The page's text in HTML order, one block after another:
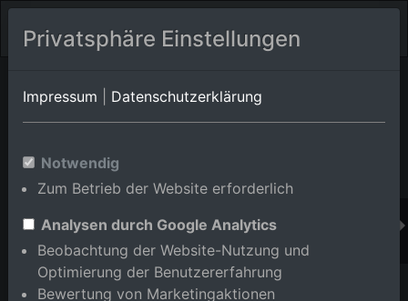
Orts-Album von Karlsruhe/Innenstadt-Ost
Württemberg,Deutschland
Im Shop bestellen
Privatsphäre Einstellungen
Impressum Datenschutzerklärung
Notwendig
Zum Betrieb der Website erforderlich
Analysen durch Google Analytics
Beobachtung der Website-Nutzung und
Optimierung der Benutzererfahrung
Bewertung von Marketingaktionen